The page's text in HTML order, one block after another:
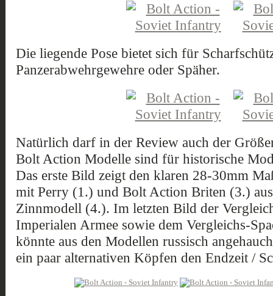
Die liegende Pose bietet sich für
Panzerabwehrgewehre oder Späher.
Natürlich darf in der Review auch der
Bolt Action Modelle sind für historische
Das erste Bild zeigt den klaren 28-30mm
mit Perry (1.) und Bolt Action Briten (3.)
Zinnmodell (4.). Im letzten Bild der
Imperialen Armee sowie dem Vergleichs-
könnte aus den Modellen russisch
ein paar alternativen Köpfen den Endzeit /